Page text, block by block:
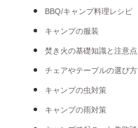
BBQ/キャンプ料理レシピ
キャンプの服装
焚き火の基礎知識と注意点
チェアやテーブルの選び方
キャンプの虫対策
キャンプの雨対策